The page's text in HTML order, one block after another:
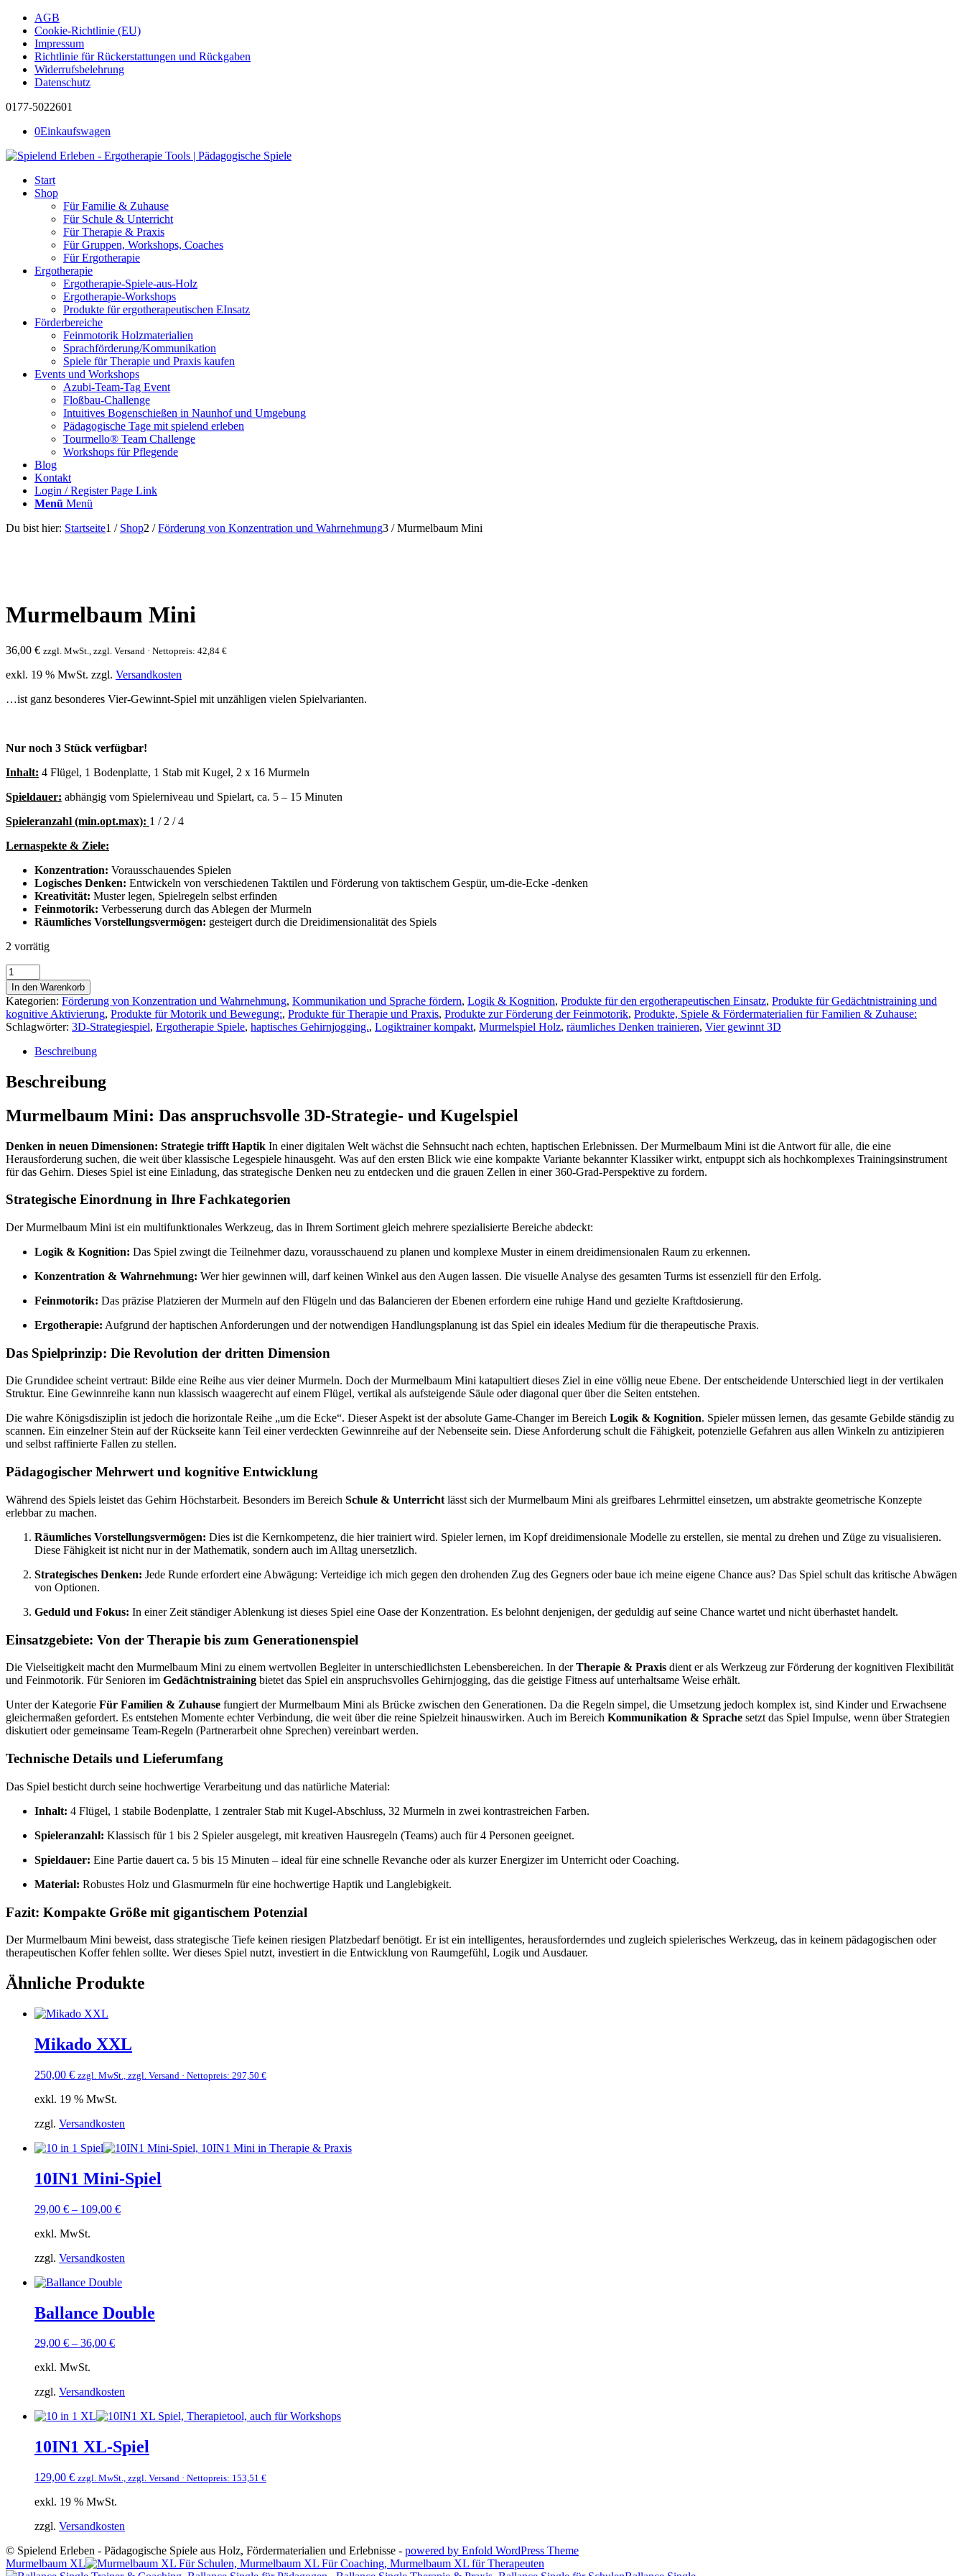
AGB
Cookie-Richtlinie (EU)
Impressum
Richtlinie für Rückerstattungen und Rückgaben
Widerrufsbelehrung
Datenschutz
0177-5022601
0Einkaufswagen
Start
Shop
Für Familie & Zuhause
Für Schule & Unterricht
Für Therapie & Praxis
Für Gruppen, Workshops, Coaches
Für Ergotherapie
Ergotherapie
Ergotherapie-Spiele-aus-Holz
Ergotherapie-Workshops
Produkte für ergotherapeutischen EInsatz
Förderbereiche
Feinmotorik Holzmaterialien
Sprachförderung/Kommunikation
Spiele für Therapie und Praxis kaufen
Events und Workshops
Azubi-Team-Tag Event
Floßbau-Challenge
Intuitives Bogenschießen in Naunhof und Umgebung
Pädagogische Tage mit spielend erleben
Tourmello® Team Challenge
Workshops für Pflegende
Blog
Kontakt
Login / Register Page Link
Menü Menü
Du bist hier: Startseite1 / Shop2 / Förderung von Konzentration und Wahrnehmung3 / Murmelbaum Mini
Murmelbaum Mini
36,00 € zzgl. MwSt., zzgl. Versand · Nettopreis: 42,84 €
exkl. 19 % MwSt. zzgl. Versandkosten
…ist ganz besonderes Vier-Gewinnt-Spiel mit unzähligen vielen Spielvarianten.
Nur noch 3 Stück verfügbar!
Inhalt: 4 Flügel, 1 Bodenplatte, 1 Stab mit Kugel, 2 x 16 Murmeln
Spieldauer: abhängig vom Spielerniveau und Spielart, ca. 5 – 15 Minuten
Spieleranzahl (min.opt.max): 1 / 2 / 4
Lernaspekte & Ziele:
Konzentration: Vorausschauendes Spielen
Logisches Denken: Entwickeln von verschiedenen Taktilen und Förderung von taktischem Gespür, um-die-Ecke -denken
Kreativität: Muster legen, Spielregeln selbst erfinden
Feinmotorik: Verbesserung durch das Ablegen der Murmeln
Räumliches Vorstellungsvermögen: gesteigert durch die Dreidimensionalität des Spiels
2 vorrätig
Murmelbaum
Mini
Menge
In den Warenkorb
Kategorien: Förderung von Konzentration und Wahrnehmung, Kommunikation und Sprache fördern, Logik & Kognition, Produkte für den ergotherapeutischen Einsatz, Produkte für Gedächtnistraining und
kognitive Aktivierung, Produkte für Motorik und Bewegung:, Produkte für Therapie und Praxis, Produkte zur Förderung der Feinmotorik, Produkte, Spiele & Fördermaterialien für Familien & Zuhause:
Schlagwörter: 3D-Strategiespiel, Ergotherapie Spiele, haptisches Gehirnjogging., Logiktrainer kompakt, Murmelspiel Holz, räumliches Denken trainieren, Vier gewinnt 3D
Beschreibung
Beschreibung
Murmelbaum Mini: Das anspruchsvolle 3D-Strategie- und Kugelspiel
Denken in neuen Dimensionen: Strategie trifft Haptik In einer digitalen Welt wächst die Sehnsucht nach echten, haptischen Erlebnissen. Der Murmelbaum Mini ist die Antwort für alle, die eine
Herausforderung suchen, die weit über klassische Legespiele hinausgeht. Was auf den ersten Blick wie eine kompakte Variante bekannter Klassiker wirkt, entpuppt sich als hochkomplexes Trainingsinstrument
für das Gehirn. Dieses Spiel ist eine Einladung, das strategische Denken neu zu entdecken und die grauen Zellen in einer 360-Grad-Perspektive zu fordern.
Strategische Einordnung in Ihre Fachkategorien
Der Murmelbaum Mini ist ein multifunktionales Werkzeug, das in Ihrem Sortiment gleich mehrere spezialisierte Bereiche abdeckt:
Logik & Kognition: Das Spiel zwingt die Teilnehmer dazu, vorausschauend zu planen und komplexe Muster in einem dreidimensionalen Raum zu erkennen.
Konzentration & Wahrnehmung: Wer hier gewinnen will, darf keinen Winkel aus den Augen lassen. Die visuelle Analyse des gesamten Turms ist essenziell für den Erfolg.
Feinmotorik: Das präzise Platzieren der Murmeln auf den Flügeln und das Balancieren der Ebenen erfordern eine ruhige Hand und gezielte Kraftdosierung.
Ergotherapie: Aufgrund der haptischen Anforderungen und der notwendigen Handlungsplanung ist das Spiel ein ideales Medium für die therapeutische Praxis.
Das Spielprinzip: Die Revolution der dritten Dimension
Die Grundidee scheint vertraut: Bilde eine Reihe aus vier deiner Murmeln. Doch der Murmelbaum Mini katapultiert dieses Ziel in eine völlig neue Ebene. Der entscheidende Unterschied liegt in der vertikalen
Struktur. Eine Gewinnreihe kann nun klassisch waagerecht auf einem Flügel, vertikal als aufsteigende Säule oder diagonal quer über die Seiten entstehen.
Die wahre Königsdisziplin ist jedoch die horizontale Reihe „um die Ecke“. Dieser Aspekt ist der absolute Game-Changer im Bereich Logik & Kognition. Spieler müssen lernen, das gesamte Gebilde ständig zu
scannen. Ein einzelner Stein auf der Rückseite kann Teil einer verdeckten Gewinnreihe auf der Nebenseite sein. Diese Anforderung schult die Fähigkeit, potenzielle Gefahren aus allen Winkeln zu antizipieren
und selbst raffinierte Fallen zu stellen.
Pädagogischer Mehrwert und kognitive Entwicklung
Während des Spiels leistet das Gehirn Höchstarbeit. Besonders im Bereich Schule & Unterricht lässt sich der Murmelbaum Mini als greifbares Lehrmittel einsetzen, um abstrakte geometrische Konzepte
erlebbar zu machen.
Räumliches Vorstellungsvermögen: Dies ist die Kernkompetenz, die hier trainiert wird. Spieler lernen, im Kopf dreidimensionale Modelle zu erstellen, sie mental zu drehen und Züge zu visualisieren.
Diese Fähigkeit ist nicht nur in der Mathematik, sondern auch im Alltag unersetzlich.
Strategisches Denken: Jede Runde erfordert eine Abwägung: Verteidige ich mich gegen den drohenden Zug des Gegners oder baue ich meine eigene Chance aus? Das Spiel schult das kritische Abwägen
von Optionen.
Geduld und Fokus: In einer Zeit ständiger Ablenkung ist dieses Spiel eine Oase der Konzentration. Es belohnt denjenigen, der geduldig auf seine Chance wartet und nicht überhastet handelt.
Einsatzgebiete: Von der Therapie bis zum Generationenspiel
Die Vielseitigkeit macht den Murmelbaum Mini zu einem wertvollen Begleiter in unterschiedlichsten Lebensbereichen. In derTherapie & Praxis dient er als Werkzeug zur Förderung der kognitiven Flexibilität
und Feinmotorik. Für Senioren im Gedächtnistraining bietet das Spiel ein anspruchsvolles Gehirnjogging, das die geistige Fitness auf unterhaltsame Weise erhält.
Unter der Kategorie Für Familien & Zuhause fungiert der Murmelbaum Mini als Brücke zwischen den Generationen. Da die Regeln simpel, die Umsetzung jedoch komplex ist, sind Kinder und Erwachsene
gleichermaßen gefordert. Es entstehen Momente echter Verbindung, die weit über die reine Spielzeit hinauswirken. Auch im Bereich Kommunikation & Sprache setzt das Spiel Impulse, wenn über Strategien
diskutiert oder gemeinsame Team-Regeln (Partnerarbeit ohne Sprechen) vereinbart werden.
Technische Details und Lieferumfang
Das Spiel besticht durch seine hochwertige Verarbeitung und das natürliche Material:
Inhalt: 4 Flügel, 1 stabile Bodenplatte, 1 zentraler Stab mit Kugel-Abschluss, 32 Murmeln in zwei kontrastreichen Farben.
Spieleranzahl: Klassisch für 1 bis 2 Spieler ausgelegt, mit kreativen Hausregeln (Teams) auch für 4 Personen geeignet.
Spieldauer: Eine Partie dauert ca. 5 bis 15 Minuten – ideal für eine schnelle Revanche oder als kurzer Energizer im Unterricht oder Coaching.
Material: Robustes Holz und Glasmurmeln für eine hochwertige Haptik und Langlebigkeit.
Fazit: Kompakte Größe mit gigantischem Potenzial
Der Murmelbaum Mini beweist, dass strategische Tiefe keinen riesigen Platzbedarf benötigt. Er ist ein intelligentes, herausforderndes und zugleich spielerisches Werkzeug, das in keinem pädagogischen oder
therapeutischen Koffer fehlen sollte. Wer dieses Spiel nutzt, investiert in die Entwicklung von Raumgefühl, Logik und Ausdauer.
Ähnliche Produkte
Mikado XXL
250,00 € zzgl. MwSt., zzgl. Versand · Nettopreis: 297,50 €
exkl. 19 % MwSt.
zzgl. Versandkosten
10IN1 Mini-Spiel
29,00 € – 109,00 €
exkl. MwSt.
zzgl. Versandkosten
Ballance Double
29,00 € – 36,00 €
exkl. MwSt.
zzgl. Versandkosten
10IN1 XL-Spiel
129,00 € zzgl. MwSt., zzgl. Versand · Nettopreis: 153,51 €
exkl. 19 % MwSt.
zzgl. Versandkosten
© Spielend Erleben - Pädagogische Spiele aus Holz, Fördermaterialien und Erlebnisse - powered by Enfold WordPress Theme
Murmelbaum XL